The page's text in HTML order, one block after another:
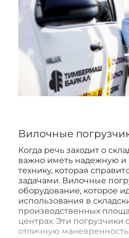
Вилочные
Когда речь заходит о
важно иметь надежную
технику, которая
задачами. Вилочные
оборудование, которое
использования в
производственных
центрах. Эти погрузчики
отличную